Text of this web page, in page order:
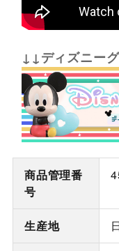
↓↓ディズニー
商品管理番
号
生産地